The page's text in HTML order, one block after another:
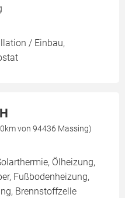
/ Einbau,
von 94436 Massing)
Ölheizung,
Fußbodenheizung,
Brennstoffzelle